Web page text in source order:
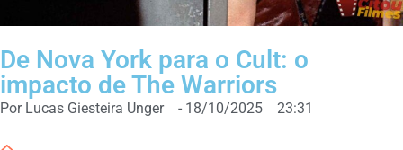
De Nova York para o Cult: o
impacto de The Warriors
Por Lucas Giesteira Unger - 18/10/2025 23:31